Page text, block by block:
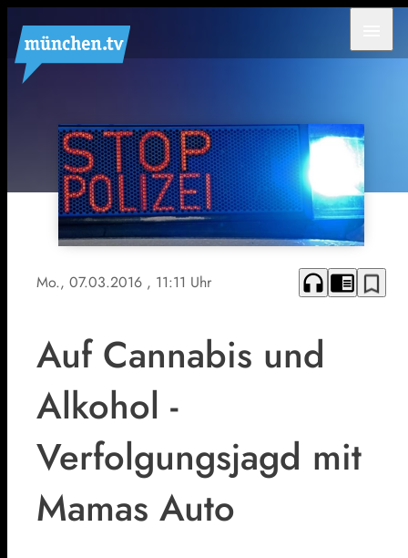
Mo., 07.03.2016 , 11:11 Uhr headphones chrome_reader_mode bookmark_border
Auf Cannabis und
Alkohol -
Verfolgungsjagd mit
Mamas Auto